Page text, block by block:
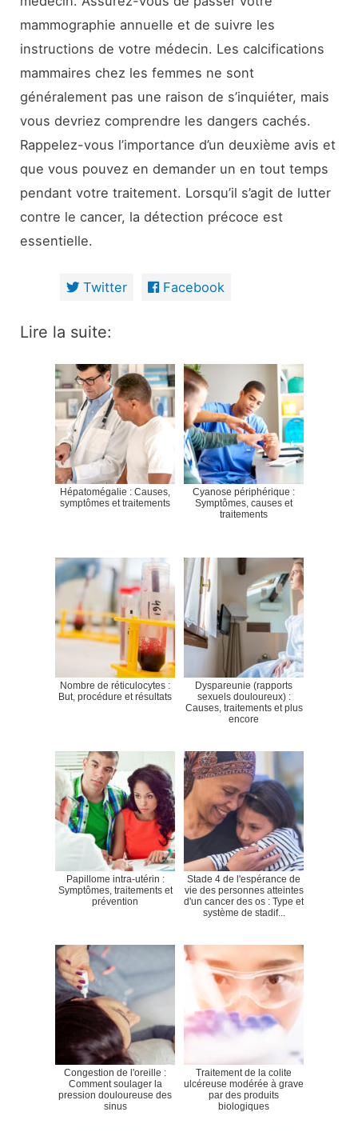
mammographie annuelle et de suivre les
instructions de votre médecin. Les calcifications
mammaires chez les femmes ne sont
généralement pas une raison de s’inquiéter, mais
vous devriez comprendre les dangers cachés.
Rappelez-vous l’importance d’un deuxième avis et
que vous pouvez en demander un en tout temps
pendant votre traitement. Lorsqu’il s’agit de lutter
contre le cancer, la détection précoce est
essentielle.
Twitter Facebook
Lire la suite:
Hépatomégalie : Causes,
symptômes et traitements
Cyanose périphérique :
Symptômes, causes et
traitements
Nombre de réticulocytes :
But, procédure et résultats
Dyspareunie (rapports
sexuels douloureux) :
Causes, traitements et plus
encore
Papillome intra-utérin :
Symptômes, traitements et
prévention
Stade 4 de l'espérance de
vie des personnes atteintes
d'un cancer des os : Type et
système de stadif...
Congestion de l'oreille :
Comment soulager la
pression douloureuse des
sinus
Traitement de la colite
ulcéreuse modérée à grave
par des produits
biologiques